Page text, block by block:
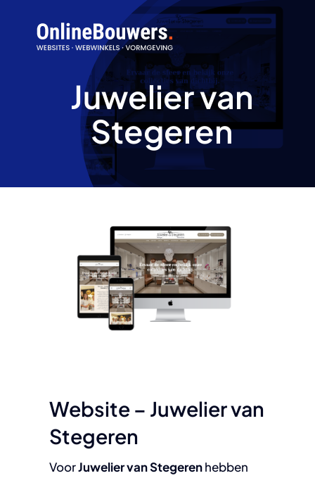
content
Juwelier van
Stegeren
Website – Juwelier van
Stegeren
VoorJuwelier van Stegerenhebben